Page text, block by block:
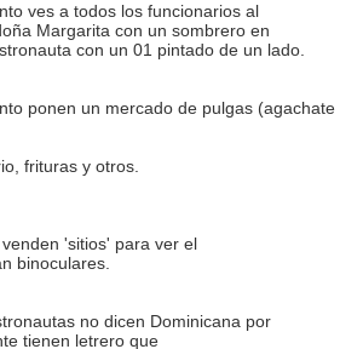
ves a todos los funcionarios al
Margarita con un sombrero en
con un 01 pintado de un lado.
ponen un mercado de pulgas (agachate
frituras y otros.
'sitios' para ver el
binoculares.
no dicen Dominicana por
tienen letrero que